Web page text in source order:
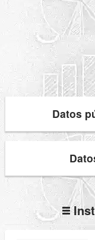
Datos